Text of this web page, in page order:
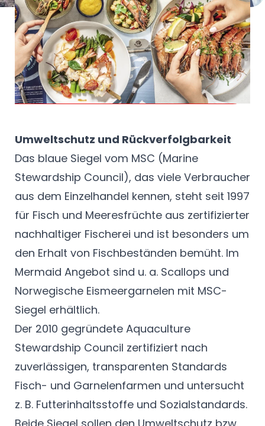
Persönlich vor Ort
Kay Aldinger im Boot bei einem
vietnameischen Fischer, der für
Mermaid Garnelen züchtet
Umweltschutz und Rückverfolgbarkeit
Das blaue Siegel vom MSC (Marine
Stewardship Council), das viele Verbraucher
aus dem Einzelhandel kennen, steht seit 1997
für Fisch und Meeresfrüchte aus zertifizierter
nachhaltiger Fischerei und ist besonders um
den Erhalt von Fischbeständen bemüht. Im
Mermaid Angebot sind u. a. Scallops und
Norwegische Eismeergarnelen mit MSC-
Siegel erhältlich.
Der 2010 gegründete Aquaculture
Stewardship Council zertifiziert nach
zuverlässigen, transparenten Standards
Fisch- und Garnelenfarmen und untersucht
z. B. Futterinhaltsstoffe und Sozialstandards.